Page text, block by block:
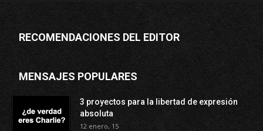
RECOMENDACIONES DEL EDITOR
MENSAJES POPULARES
3 proyectos para la libertad de expresión
absoluta
12 enero, 15